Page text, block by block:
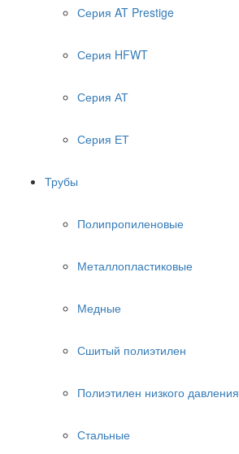
Серия AT Prestige
Серия HFWT
Серия АТ
Серия ЕТ
Трубы
Полипропиленовые
Металлопластиковые
Медные
Сшитый полиэтилен
Полиэтилен низкого давления
Стальные